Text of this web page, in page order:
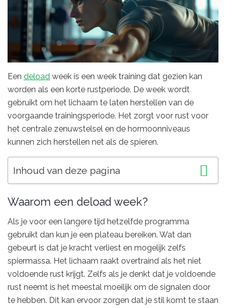
Een deload week is een week training dat gezien kan
worden als een korte rustperiode. De week wordt
gebruikt om het lichaam te laten herstellen van de
voorgaande trainingsperiode. Het zorgt voor rust voor
het centrale zenuwstelsel en de hormoonniveaus
kunnen zich herstellen net als de spieren.
Inhoud van deze pagina
Waarom een deload week?
Als je voor een langere tijd hetzelfde programma
gebruikt dan kun je een plateau bereiken. Wat dan
gebeurt is dat je kracht verliest en mogelijk zelfs
spiermassa. Het lichaam raakt overtraind als het niet
voldoende rust krijgt. Zelfs als je denkt dat je voldoende
rust neemt is het meestal moeilijk om de signalen door
te hebben. Dit kan ervoor zorgen dat je stil komt te staan